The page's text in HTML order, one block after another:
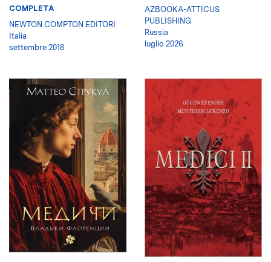
COMPLETA
NEWTON COMPTON EDITORI
Italia
settembre 2018
AZBOOKA-ATTICUS
PUBLISHING
Russia
luglio 2026